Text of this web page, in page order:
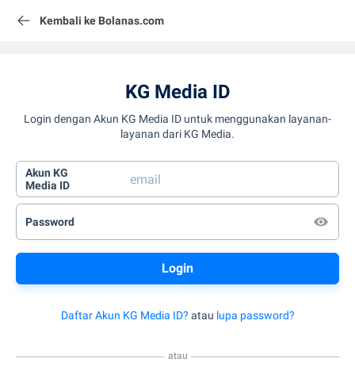
Kembali ke Bolanas.com
KG Media ID
Login dengan Akun KG Media ID untuk menggunakan layanan-
layanan dari KG Media.
Akun KG
Media ID
Password
Daftar Akun KG Media ID? atau lupa password?
atau